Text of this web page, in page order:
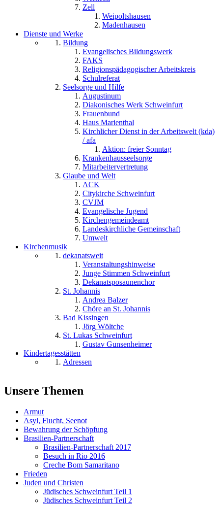
Zell
Weipoltshausen
Madenhausen
Dienste und Werke
Bildung
Evangelisches Bildungswerk
FAKS
Religionspädagogischer Arbeitskreis
Schulreferat
Seelsorge und Hilfe
Augustinum
Diakonisches Werk Schweinfurt
Frauenbund
Haus Marienthal
Kirchlicher Dienst in der Arbeitswelt (kda)
/ afa
Aktion: freier Sonntag
Krankenhausseelsorge
Mitarbeitervertretung
Glaube und Welt
ACK
Citykirche Schweinfurt
CVJM
Evangelische Jugend
Kirchengemeindeamt
Landeskirchliche Gemeinschaft
Umwelt
Kirchenmusik
dekanatsweit
Veranstaltungshinweise
Junge Stimmen Schweinfurt
Dekanatsposaunenchor
St. Johannis
Andrea Balzer
Chöre an St. Johannis
Bad Kissingen
Jörg Wöltche
St. Lukas Schweinfurt
Gustav Gunsenheimer
Kindertagesstätten
Adressen
Unsere Themen
Armut
Asyl, Flucht, Seenot
Bewahrung der Schöpfung
Brasilien-Partnerschaft
Brasilien-Partnerschaft 2017
Besuch in Rio 2016
Creche Bom Samaritano
Frieden
Juden und Christen
Jüdisches Schweinfurt Teil 1
Jüdisches Schweinfurt Teil 2